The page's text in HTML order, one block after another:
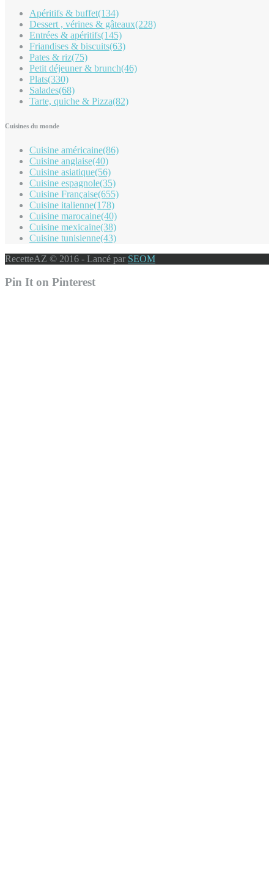
Apéritifs & buffet(134)
Dessert , vérines & gâteaux(228)
Entrées & apéritifs(145)
Friandises & biscuits(63)
Pates & riz(75)
Petit déjeuner & brunch(46)
Plats(330)
Salades(68)
Tarte, quiche & Pizza(82)
Cuisines du monde
Cuisine américaine(86)
Cuisine anglaise(40)
Cuisine asiatique(56)
Cuisine espagnole(35)
Cuisine Française(655)
Cuisine italienne(178)
Cuisine marocaine(40)
Cuisine mexicaine(38)
Cuisine tunisienne(43)
RecetteAZ © 2016 - Lancé par SEOM
Pin It on Pinterest